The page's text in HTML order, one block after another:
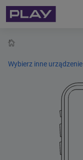
Wybierz inne urządzenie